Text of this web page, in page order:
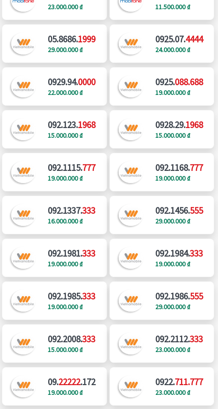
23.000.000 ₫ 11.500.000 ₫
05.8686.1999
29.000.000 ₫
0925.07.4444
24.000.000 ₫
0929.94.0000
22.000.000 ₫
0925.088.688
19.000.000 ₫
092.123.1968
15.000.000 ₫
0928.29.1968
15.000.000 ₫
092.1115.777
19.000.000 ₫
092.1168.777
19.000.000 ₫
092.1337.333
16.000.000 ₫
092.1456.555
29.000.000 ₫
092.1981.333
19.000.000 ₫
092.1984.333
19.000.000 ₫
092.1985.333
19.000.000 ₫
092.1986.555
29.000.000 ₫
092.2008.333
15.000.000 ₫
092.2112.333
23.000.000 ₫
09.22222.172
19.000.000 ₫
0922.711.777
23.000.000 ₫